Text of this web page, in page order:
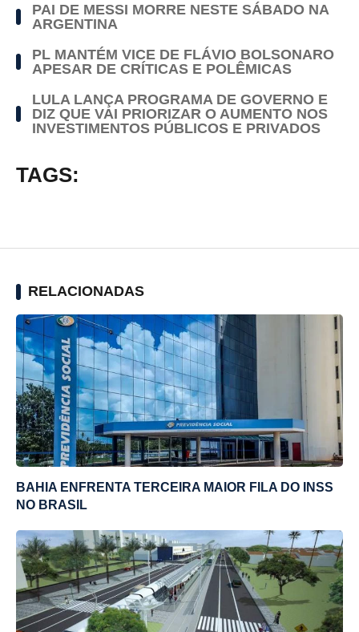
PAI DE MESSI MORRE NESTE SÁBADO NA
ARGENTINA
PL MANTÉM VICE DE FLÁVIO BOLSONARO
APESAR DE CRÍTICAS E POLÊMICAS
LULA LANÇA PROGRAMA DE GOVERNO E
DIZ QUE VAI PRIORIZAR O AUMENTO NOS
INVESTIMENTOS PÚBLICOS E PRIVADOS
TAGS:
RELACIONADAS
BAHIA ENFRENTA TERCEIRA MAIOR FILA DO INSS
NO BRASIL